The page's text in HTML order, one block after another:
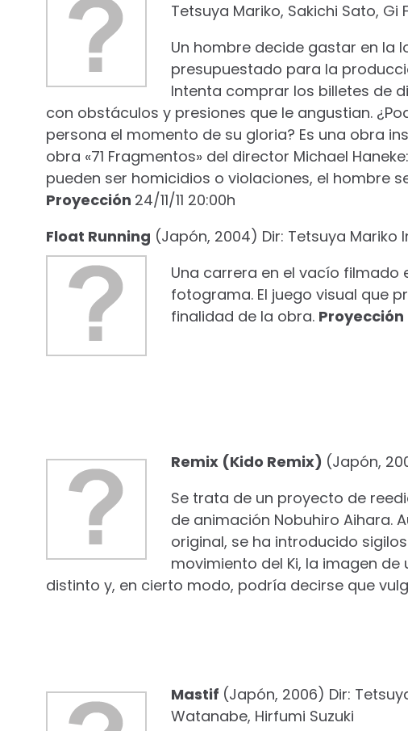
Tetsuya Mariko, Sakichi Sato, Gi
Un hombre decide gastar en la
presupuestado para la
Intenta comprar los billetes de
con obstáculos y presiones que le angustian.
persona el momento de su gloria? Es una obra
obra «71 Fragmentos» del director Michael
pueden ser homicidios o violaciones, el hombre
Proyección 24/11/11 20:00h
Float Running (Japón, 2004) Dir: Tetsuya Mariko
Una carrera en el vacío
fotograma. El juego visual que
finalidad de la obra. Proyección
Remix (Kido Remix) (Japón,
Se trata de un proyecto de
de animación Nobuhiro Aihara.
original, se ha introducido
movimiento del Ki, la imagen
distinto y, en cierto modo, podría decirse que
Mastif (Japón, 2006) Dir:
Watanabe, Hirfumi Suzuki